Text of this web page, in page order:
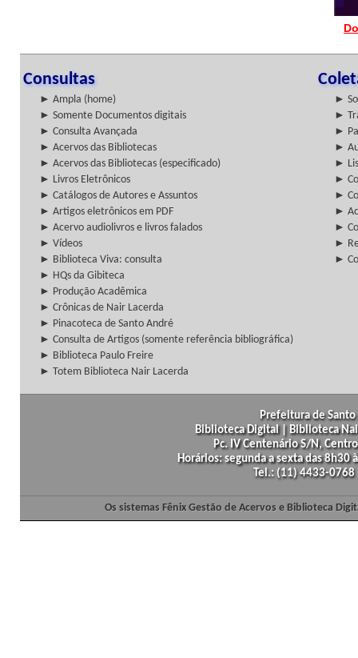
Consultas
► Ampla (home)
►
► Somente Documentos digitais
►
► Consulta Avançada
►
► Acervos das Bibliotecas
►
► Acervos das Bibliotecas (especificado)
►
► Livros Eletrônicos
►
► Catálogos de Autores e Assuntos
►
► Artigos eletrônicos em PDF
►
► Acervo audiolivros e livros falados
►
► Vídeos
►
► Biblioteca Viva: consulta
►
► HQs da Gibiteca
► Produção Acadêmica
► Crônicas de Nair Lacerda
► Pinacoteca de Santo André
► Consulta de Artigos (somente referência bibliográfica)
► Biblioteca Paulo Freire
► Totem Biblioteca Nair Lacerda
Prefeitura de
Biblioteca Digital | Biblioteca
Pc. IV Centenário S/N,
Horários: segunda a sexta das
Tel.: (11) 4433-
Os sistemas Fênix Gestão de Acervos e Biblioteca